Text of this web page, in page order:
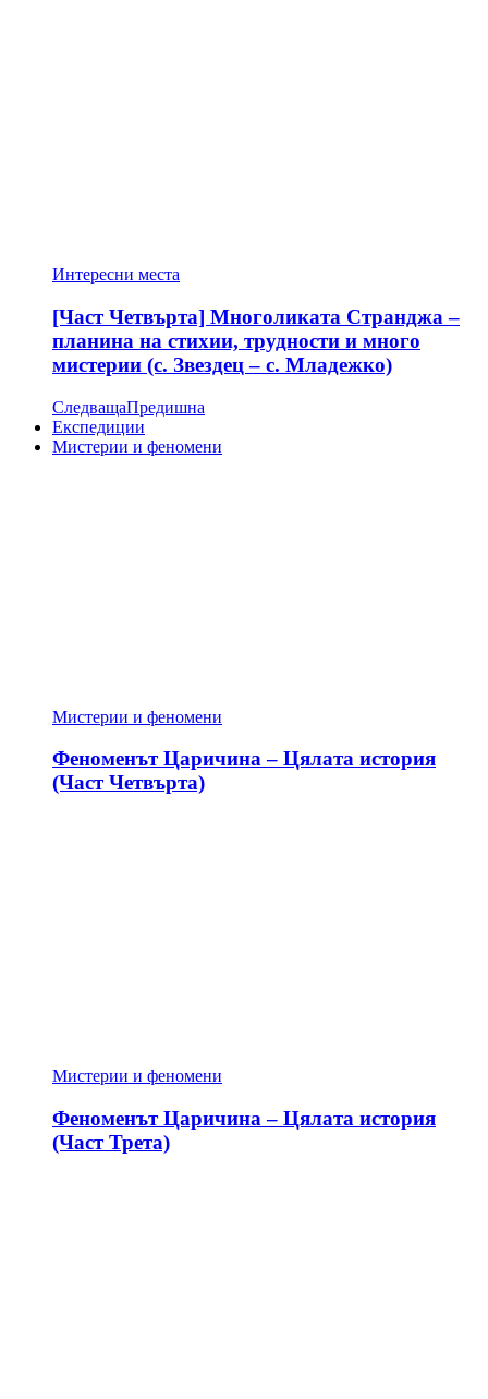
Интересни места
[Част Четвърта] Многоликата Странджа –
планина на стихии, трудности и много
мистерии (с. Звездец – с. Младежко)
СледващаПредишна
Експедиции
Мистерии и феномени
Мистерии и феномени
Феноменът Царичина – Цялата история
(Част Четвърта)
Мистерии и феномени
Феноменът Царичина – Цялата история
(Част Трета)